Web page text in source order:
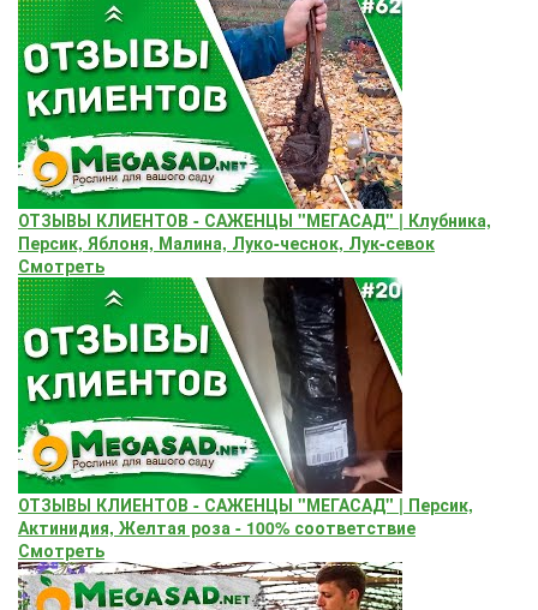
ОТЗЫВЫ КЛИЕНТОВ - САЖЕНЦЫ "МЕГАСАД" | Клубника,
Персик, Яблоня, Малина, Луко-чеснок, Лук-севок
Смотреть
ОТЗЫВЫ КЛИЕНТОВ - САЖЕНЦЫ "МЕГАСАД" | Персик,
Актинидия, Желтая роза - 100% соответствие
Смотреть